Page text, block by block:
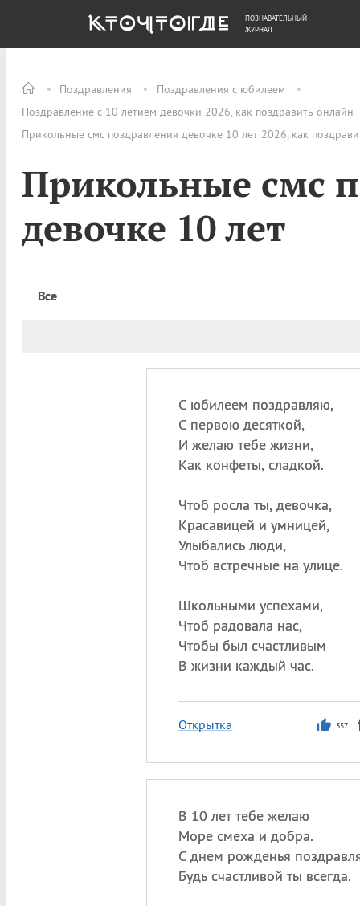
Поздравления
Поздравления с юбилеем
Поздравление с 10 летием девочки 2026, как поздравить онлайн
Прикольные смс поздравления девочке 10 лет 2026, как
Прикольные смс
девочке 10 лет
Все
С юбилеем поздравляю,
С первою десяткой,
И желаю тебе жизни,
Как конфеты, сладкой.
Чтоб росла ты, девочка,
Красавицей и умницей,
Улыбались люди,
Чтоб встречные на улице.
Школьными успехами,
Чтоб радовала нас,
Чтобы был счастливым
В жизни каждый час.
Открытка 357
В 10 лет тебе желаю
Море смеха и добра.
С днем рожденья
Будь счастливой ты всегда.
ОБЩЕСТВО ДЕНЬГИ
ПОЗНАВАТЕЛЬНЫЙ
ЖУРНАЛ